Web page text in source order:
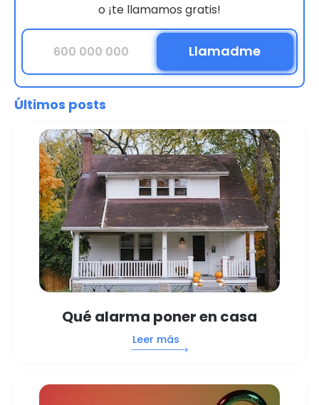
o ¡te llamamos gratis!
Últimos posts
Qué alarma poner en casa
Leer más